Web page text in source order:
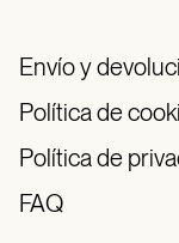
Envío y
Política de
Política de
FAQ